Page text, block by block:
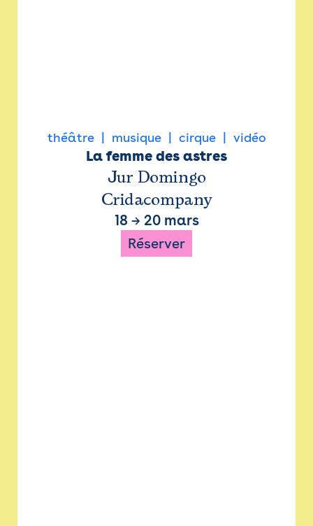
théâtre musique cirque vidéo
La femme des astres
Jur Domingo
Cridacompany
18 → 20 mars
Réserver